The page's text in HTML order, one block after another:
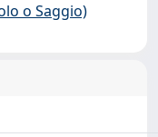
o Saggio)